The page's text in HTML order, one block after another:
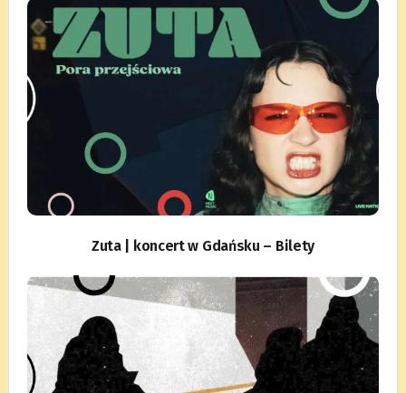
Zuta | koncert w Gdańsku – Bilety